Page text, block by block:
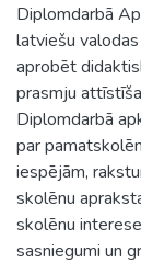
Diplomdarbā
latviešu
aprobēt
prasmju
Diplomdarbā
par
iespējām,
skolēnu
skolēnu
sasniegumi un